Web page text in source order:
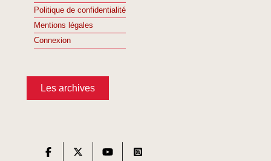
Politique de confidentialité
Mentions légales
Connexion
Les archives